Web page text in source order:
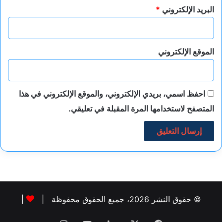
التجارية للتقدم علي التراخيص والاستفادة من التيسيرات
والتخفيضات المقررة .
باقى المقترحات والردود من كافة الوزارات والجهات المعنية بتبسيط
النهائية خلال الاجتماع القادم للجنة العليا، تمهيدًا لعرضها على السيد
الدكتور مصطفى مدبولى رئيس مجلس الوزراء للعمل بها وبدء
تنفيذها على مستوى المحافظات.
البريد الإلكتروني *
الموقع الإلكتروني
احفظ اسمي، بريدي الإلكتروني، والموقع الإلكتروني في هذا
المتصفح لاستخدامها المرة المقبلة في تعليقي.
© حقوق النشر 2026، جميع الحقوق محفوظة |